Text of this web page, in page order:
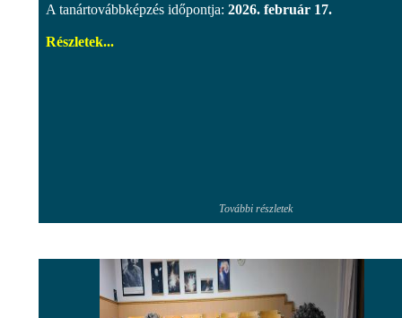
A tanártovábbképzés időpontja: 2026. február 17.
Részletek...
További részletek